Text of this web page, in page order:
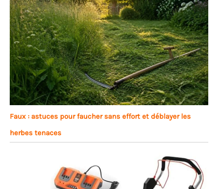
Faux : astuces pour faucher sans effort et déblayer les
herbes tenaces